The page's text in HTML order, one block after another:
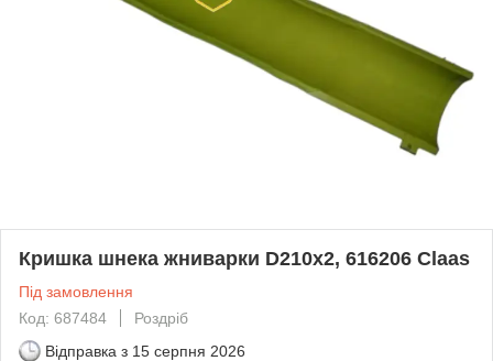
Кришка шнека жниварки D210х2, 616206 Claas
Під замовлення
Код: 687484
Роздріб
Відправка з 15 серпня 2026